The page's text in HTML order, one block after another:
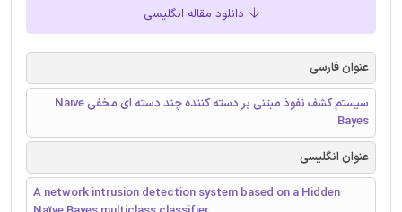
دانلود مقاله انگلیسی
عنوان فارسی
سیستم کشف نفوذ مبتنی بر دسته کننده چند دسته ای مخفی Naive
Bayes
عنوان انگلیسی
A network intrusion detection system based on a Hidden